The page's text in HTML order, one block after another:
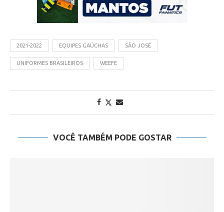
2021-2022 EQUIPES GAÚCHAS SÃO JOSÉ
UNIFORMES BRASILEIROS WEEFE
VOCÊ TAMBÉM PODE GOSTAR